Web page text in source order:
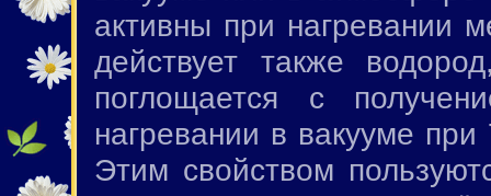
активны при нагревании
действует также
поглощается с
нагревании в вакууме
Этим свойством